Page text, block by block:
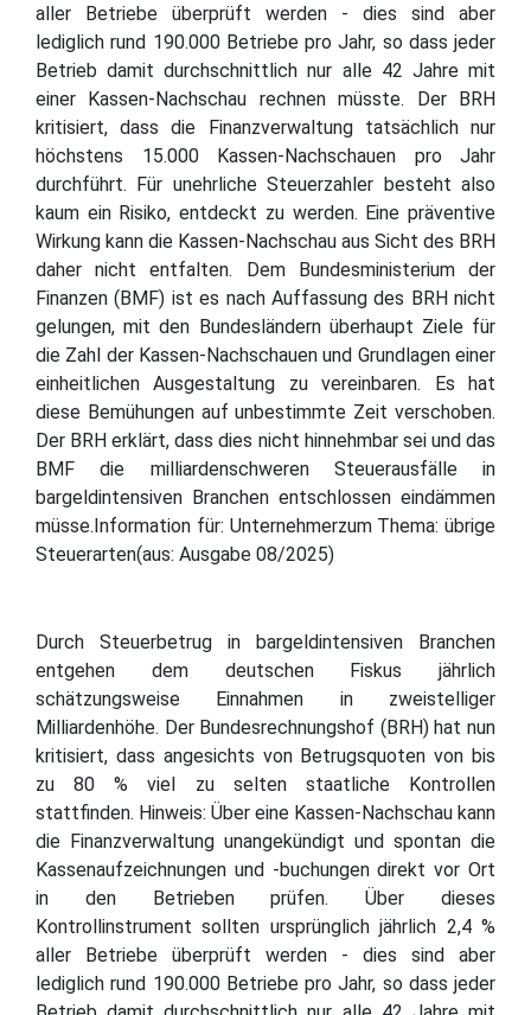
aller Betriebe überprüft werden - dies sind aber
lediglich rund 190.000 Betriebe pro Jahr, so dass jeder
Betrieb damit durchschnittlich nur alle 42 Jahre mit
einer Kassen-Nachschau rechnen müsste. Der BRH
kritisiert, dass die Finanzverwaltung tatsächlich nur
höchstens 15.000 Kassen-Nachschauen pro Jahr
durchführt. Für unehrliche Steuerzahler besteht also
kaum ein Risiko, entdeckt zu werden. Eine präventive
Wirkung kann die Kassen-Nachschau aus Sicht des BRH
daher nicht entfalten. Dem Bundesministerium der
Finanzen (BMF) ist es nach Auffassung des BRH nicht
gelungen, mit den Bundesländern überhaupt Ziele für
die Zahl der Kassen-Nachschauen und Grundlagen einer
einheitlichen Ausgestaltung zu vereinbaren. Es hat
diese Bemühungen auf unbestimmte Zeit verschoben.
Der BRH erklärt, dass dies nicht hinnehmbar sei und das
BMF die milliardenschweren Steuerausfälle in
bargeldintensiven Branchen entschlossen eindämmen
müsse.Information für: Unternehmerzum Thema: übrige
Steuerarten(aus: Ausgabe 08/2025)
Durch Steuerbetrug in bargeldintensiven Branchen
entgehen dem deutschen Fiskus jährlich
schätzungsweise Einnahmen in zweistelliger
Milliardenhöhe. Der Bundesrechnungshof (BRH) hat nun
kritisiert, dass angesichts von Betrugsquoten von bis
zu 80 % viel zu selten staatliche Kontrollen
stattfinden. Hinweis: Über eine Kassen-Nachschau kann
die Finanzverwaltung unangekündigt und spontan die
Kassenaufzeichnungen und -buchungen direkt vor Ort
in den Betrieben prüfen. Über dieses
Kontrollinstrument sollten ursprünglich jährlich 2,4 %
aller Betriebe überprüft werden - dies sind aber
lediglich rund 190.000 Betriebe pro Jahr, so dass jeder